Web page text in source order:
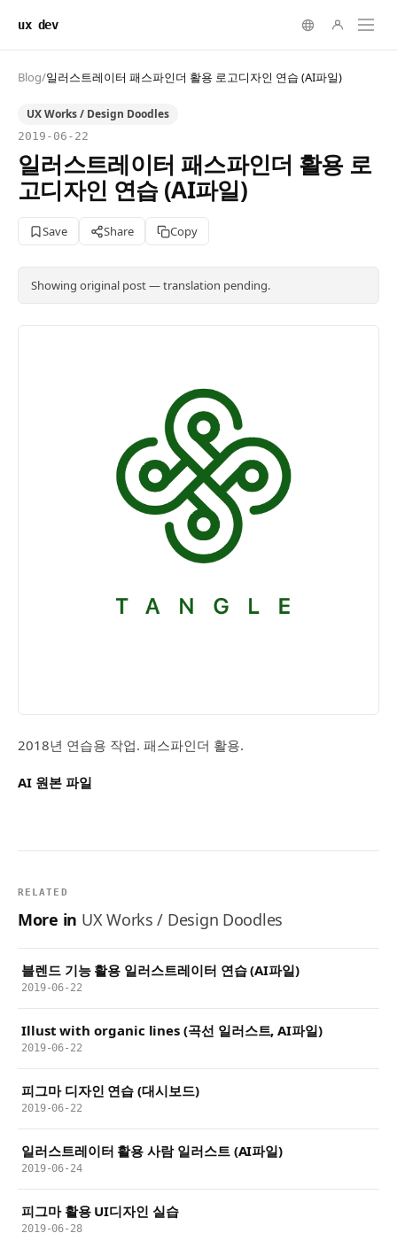
ux dev
Blog/일러스트레이터 패스파인더 활용 로고디자인 연습 (AI파일)
UX Works / Design Doodles
2019-06-22
일러스트레이터 패스파인더 활용 로
고디자인 연습 (AI파일)
Save Share Copy
Showing original post — translation pending.
2018년 연습용 작업. 패스파인더 활용.
AI 원본 파일
RELATED
More in UX Works / Design Doodles
블렌드 기능 활용 일러스트레이터 연습 (AI파일)
2019-06-22
Illust with organic lines (곡선 일러스트, AI파일)
2019-06-22
피그마 디자인 연습 (대시보드)
2019-06-22
일러스트레이터 활용 사람 일러스트 (AI파일)
2019-06-24
피그마 활용 UI디자인 실습
2019-06-28